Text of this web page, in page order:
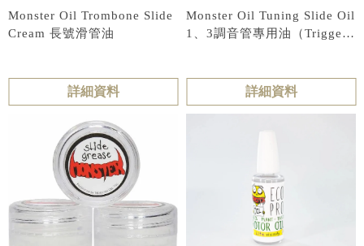
Monster Oil Trombone Slide
Cream 長號滑管油
詳細資料
Monster Oil Tuning Slide Oil
1、3調音管專用油（Trigger
詳細資料